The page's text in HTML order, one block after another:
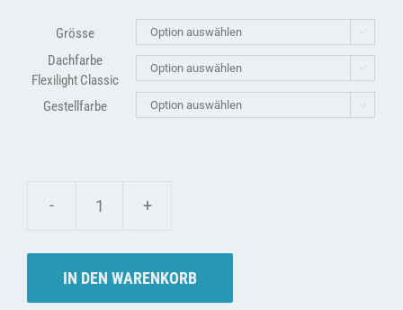
Grösse 
Dachfarbe
Flexilight Classic

Gestellfarbe 
Wandpergola
Rain
Menge
IN DEN WARENKORB